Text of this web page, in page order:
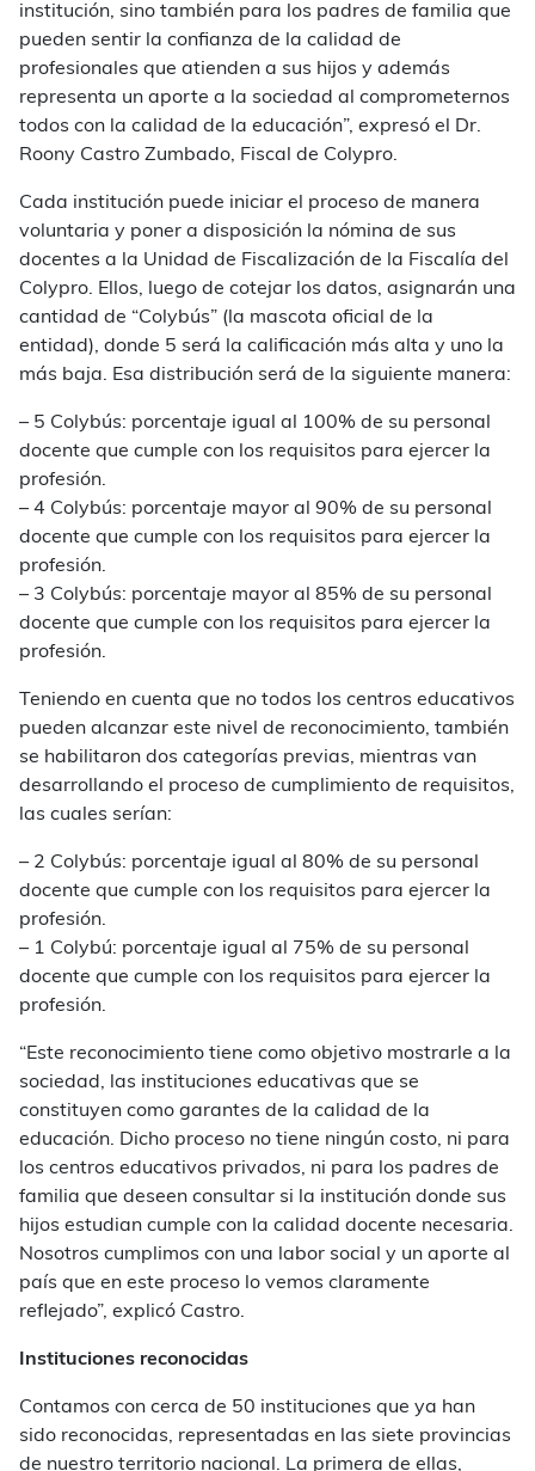
institución, sino también para los padres de familia que
pueden sentir la confianza de la calidad de
profesionales que atienden a sus hijos y además
representa un aporte a la sociedad al comprometernos
todos con la calidad de la educación”, expresó el Dr.
Roony Castro Zumbado, Fiscal de Colypro.
Cada institución puede iniciar el proceso de manera
voluntaria y poner a disposición la nómina de sus
docentes a la Unidad de Fiscalización de la Fiscalía del
Colypro. Ellos, luego de cotejar los datos, asignarán una
cantidad de “Colybús” (la mascota oficial de la
entidad), donde 5 será la calificación más alta y uno la
más baja. Esa distribución será de la siguiente manera:
– 5 Colybús: porcentaje igual al 100% de su personal
docente que cumple con los requisitos para ejercer la
profesión.
– 4 Colybús: porcentaje mayor al 90% de su personal
docente que cumple con los requisitos para ejercer la
profesión.
– 3 Colybús: porcentaje mayor al 85% de su personal
docente que cumple con los requisitos para ejercer la
profesión.
Teniendo en cuenta que no todos los centros educativos
pueden alcanzar este nivel de reconocimiento, también
se habilitaron dos categorías previas, mientras van
desarrollando el proceso de cumplimiento de requisitos,
las cuales serían:
– 2 Colybús: porcentaje igual al 80% de su personal
docente que cumple con los requisitos para ejercer la
profesión.
– 1 Colybú: porcentaje igual al 75% de su personal
docente que cumple con los requisitos para ejercer la
profesión.
“Este reconocimiento tiene como objetivo mostrarle a la
sociedad, las instituciones educativas que se
constituyen como garantes de la calidad de la
educación. Dicho proceso no tiene ningún costo, ni para
los centros educativos privados, ni para los padres de
familia que deseen consultar si la institución donde sus
hijos estudian cumple con la calidad docente necesaria.
Nosotros cumplimos con una labor social y un aporte al
país que en este proceso lo vemos claramente
reflejado”, explicó Castro.
Instituciones reconocidas
Contamos con cerca de 50 instituciones que ya han
sido reconocidas, representadas en las siete provincias
de nuestro territorio nacional. La primera de ellas,